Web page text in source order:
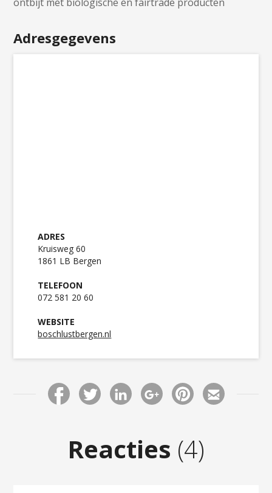
Adresgegevens
ADRES
Kruisweg 60
1861 LB Bergen
TELEFOON
072 581 20 60
WEBSITE
boschlustbergen.nl
Reacties (4)